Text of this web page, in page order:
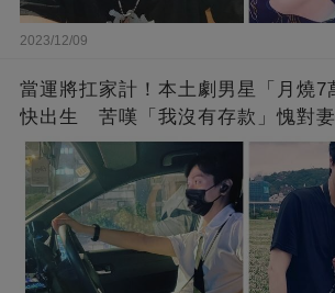
2023/12/09
當運將扛家計！本土劇男星「月燒7
快出生 苦嘆「我沒有存款」愧對